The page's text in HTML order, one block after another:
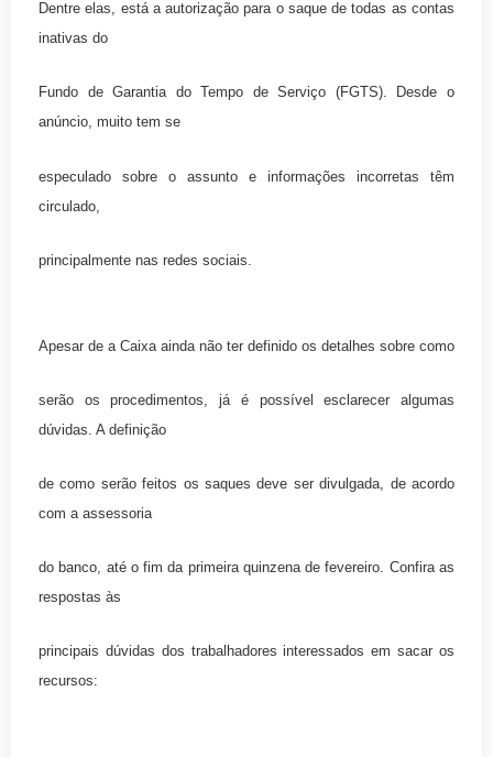
Dentre elas, está a autorização para o saque de todas as contas
inativas do
Fundo de Garantia do Tempo de Serviço (FGTS). Desde o
anúncio, muito tem se
especulado sobre o assunto e informações incorretas têm
circulado,
principalmente nas redes sociais.
Apesar de a Caixa ainda não ter definido os detalhes sobre como
serão os procedimentos, já é possível esclarecer algumas
dúvidas. A definição
de como serão feitos os saques deve ser divulgada, de acordo
com a assessoria
do banco, até o fim da primeira quinzena de fevereiro. Confira as
respostas às
principais dúvidas dos trabalhadores interessados em sacar os
recursos: